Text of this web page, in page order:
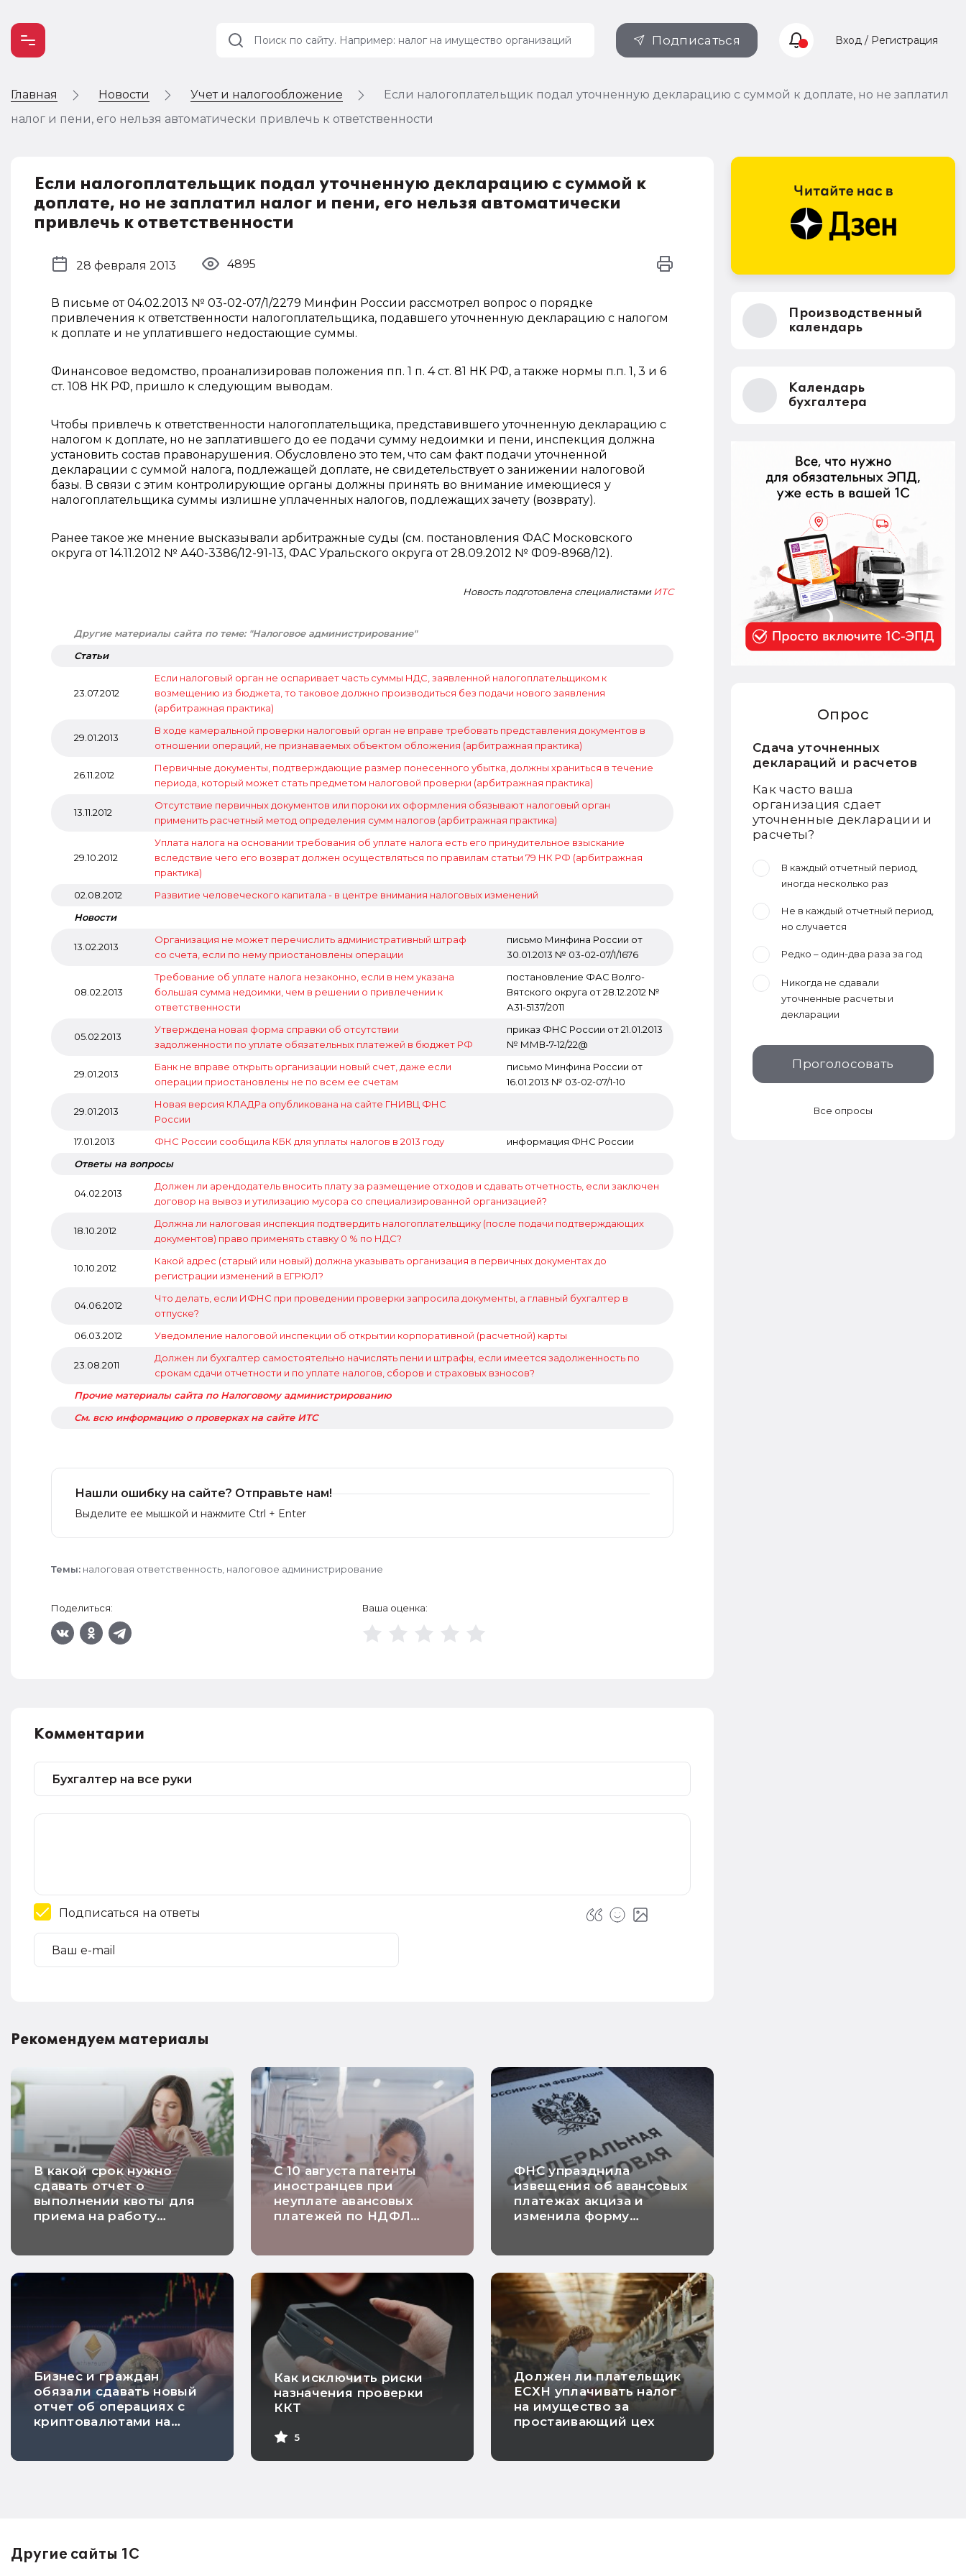
Подписаться Вход / Регистрация
Главная Новости Учет и налогообложение
Если налогоплательщик подал уточненную декларацию с суммой к доплате, но не заплатил
налог и пени, его нельзя автоматически привлечь к ответственности
Если налогоплательщик подал уточненную декларацию с суммой к
доплате, но не заплатил налог и пени, его нельзя автоматически
привлечь к ответственности
28 февраля 2013 4895
В письме от 04.02.2013 № 03-02-07/1/2279 Минфин России рассмотрел вопрос о порядке
привлечения к ответственности налогоплательщика, подавшего уточненную декларацию с налогом
к доплате и не уплатившего недостающие суммы.
Финансовое ведомство, проанализировав положения пп. 1 п. 4 ст. 81 НК РФ, а также нормы п.п. 1, 3 и 6
ст. 108 НК РФ, пришло к следующим выводам.
Чтобы привлечь к ответственности налогоплательщика, представившего уточненную декларацию с
налогом к доплате, но не заплатившего до ее подачи сумму недоимки и пени, инспекция должна
установить состав правонарушения. Обусловлено это тем, что сам факт подачи уточненной
декларации с суммой налога, подлежащей доплате, не свидетельствует о занижении налоговой
базы. В связи с этим контролирующие органы должны принять во внимание имеющиеся у
налогоплательщика суммы излишне уплаченных налогов, подлежащих зачету (возврату).
Ранее такое же мнение высказывали арбитражные суды (см. постановления ФАС Московского
округа от 14.11.2012 № А40-3386/12-91-13, ФАС Уральского округа от 28.09.2012 № Ф09-8968/12).
Новость подготовлена специалистами ИТС
Другие материалы сайта по теме: "Налоговое администрирование"
Статьи
23.07.2012
Если налоговый орган не оспаривает часть суммы НДС, заявленной налогоплательщиком к
возмещению из бюджета, то таковое должно производиться без подачи нового заявления
(арбитражная практика)
29.01.2013
В ходе камеральной проверки налоговый орган не вправе требовать представления документов в
отношении операций, не признаваемых объектом обложения (арбитражная практика)
26.11.2012
Первичные документы, подтверждающие размер понесенного убытка, должны храниться в течение
периода, который может стать предметом налоговой проверки (арбитражная практика)
13.11.2012
Отсутствие первичных документов или пороки их оформления обязывают налоговый орган
применить расчетный метод определения сумм налогов (арбитражная практика)
29.10.2012
Уплата налога на основании требования об уплате налога есть его принудительное взыскание
вследствие чего его возврат должен осуществляться по правилам статьи 79 НК РФ (арбитражная
практика)
02.08.2012
Развитие человеческого капитала - в центре внимания налоговых изменений
Новости
13.02.2013
Организация не может перечислить административный штраф
со счета, если по нему приостановлены операции
письмо Минфина России от
30.01.2013 № 03-02-07/1/1676
08.02.2013
Требование об уплате налога незаконно, если в нем указана
большая сумма недоимки, чем в решении о привлечении к
ответственности
постановление ФАС Волго-
Вятского округа от 28.12.2012 №
А31-5137/2011
05.02.2013
Утверждена новая форма справки об отсутствии
задолженности по уплате обязательных платежей в бюджет РФ
приказ ФНС России от 21.01.2013
№ ММВ-7-12/22@
29.01.2013
Банк не вправе открыть организации новый счет, даже если
операции приостановлены не по всем ее счетам
письмо Минфина России от
16.01.2013 № 03-02-07/1-10
29.01.2013
Новая версия КЛАДРа опубликована на сайте ГНИВЦ ФНС
России
17.01.2013
ФНС России сообщила КБК для уплаты налогов в 2013 году
информация ФНС России
Ответы на вопросы
04.02.2013
Должен ли арендодатель вносить плату за размещение отходов и сдавать отчетность, если заключен
договор на вывоз и утилизацию мусора со специализированной организацией?
18.10.2012
Должна ли налоговая инспекция подтвердить налогоплательщику (после подачи подтверждающих
документов) право применять ставку 0 % по НДС?
10.10.2012
Какой адрес (старый или новый) должна указывать организация в первичных документах до
регистрации изменений в ЕГРЮЛ?
04.06.2012
Что делать, если ИФНС при проведении проверки запросила документы, а главный бухгалтер в
отпуске?
06.03.2012
Уведомление налоговой инспекции об открытии корпоративной (расчетной) карты
23.08.2011
Должен ли бухгалтер самостоятельно начислять пени и штрафы, если имеется задолженность по
срокам сдачи отчетности и по уплате налогов, сборов и страховых взносов?
Прочие материалы сайта по Налоговому администрированию
См. всю информацию о проверках на сайте ИТС
Нашли ошибку на сайте? Отправьте нам!
Выделите ее мышкой и нажмите Ctrl + Enter
Темы: налоговая ответственность налоговое администрирование
Поделиться: Ваша оценка:
Комментарии
Подписаться на ответы
Рекомендуем материалы
В какой срок нужно
сдавать отчет о
выполнении квоты для
приема на работу
С 10 августа патенты
иностранцев при
неуплате авансовых
платежей по НДФЛ
ФНС упразднила
извещения об авансовых
платежах акциза и
изменила форму
Бизнес и граждан
обязали сдавать новый
отчет об операциях с
криптовалютами на
Как исключить риски
назначения проверки
ККТ
5
Должен ли плательщик
ЕСХН уплачивать налог
на имущество за
простаивающий цех
Производственный
календарь
Календарь
бухгалтера
Опрос
Сдача уточненных
деклараций и расчетов
Как часто ваша
организация сдает
уточненные декларации и
расчеты?
В каждый отчетный период,
иногда несколько раз
Не в каждый отчетный период,
но случается
Редко – один-два раза за год
Никогда не сдавали
уточненные расчеты и
декларации
Проголосовать
Все опросы
Другие сайты 1С
Учет и
налогообложение